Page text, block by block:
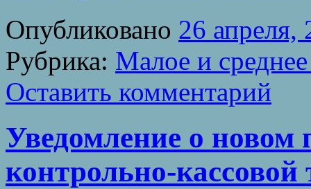
Опубликовано 26 апреля,
Рубрика: Малое и
Оставить комментарий
Уведомление о новом
контрольно-кассовой